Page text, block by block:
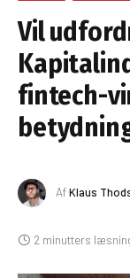
Vil
fintech-
AfKlaus
2 minutters